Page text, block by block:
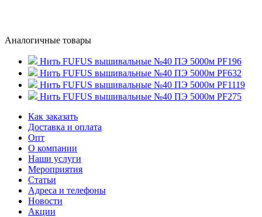
Аналогичные товары
Нить FUFUS вышивальные №40 ПЭ 5000м PF196
Нить FUFUS вышивальные №40 ПЭ 5000м PF632
Нить FUFUS вышивальные №40 ПЭ 5000м PF1119
Нить FUFUS вышивальные №40 ПЭ 5000м PF275
Как заказать
Доставка и оплата
Опт
О компании
Наши услуги
Мероприятия
Статьи
Адреса и телефоны
Новости
Акции